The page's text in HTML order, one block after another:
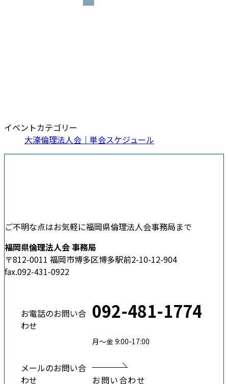
イベントカテゴリー
大濠倫理法人会｜単会スケジュール
ご不明な点はお気軽に福岡県倫理法人会事務局まで
福岡県倫理法人会 事務局
〒812-0011 福岡市博多区博多駅前2-10-12-904
fax.092-431-0922
お電話のお問い合
わせ
092-481-1774
月〜金 9:00-17:00
メールのお問い合
わせ
お問い合わせ